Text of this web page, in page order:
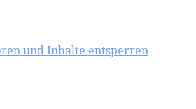
und Inhalte entsperren